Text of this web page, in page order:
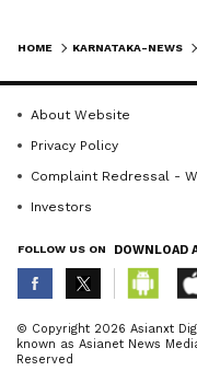
ಜವಾಬ್ದಾರಿಯಾಗಿದೆ
ಒದಗಿಸುವ ಸಂಕಲ್ಪದ
ಅಧಿಕಾರಿಗಳು
ಸೇವೆಯ ಗುಣಮಟ್ಟ
ಸಲಹೆ
ಯೋಜನೆಗಳ
ಪರಿಸ್ಥಿತಿ
ಸೇವೆಗಳು ಸರಳವಾಗಿ
ತಲುಪುವಂತೆ
ABOUT THE
K
HOME KARNATAKA-NEWS
About Website
Privacy Policy
Complaint Redressal -
Investors
FOLLOW US ON DOWNLOAD
© Copyright 2026 Asianxt
known as Asianet News
Reserved